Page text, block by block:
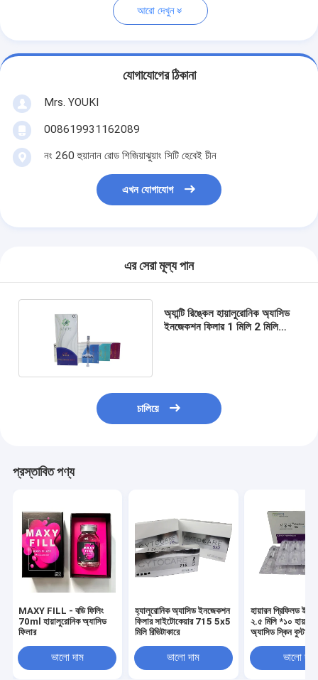
আরো দেখুন
যোগাযোগের ঠিকানা
Mrs. YOUKI
008619931162089
নং 260 হুয়ানান রোড শিজিয়াঝুয়াং সিটি হেবেই চীন
এখন যোগাযোগ
এর সেরা মূল্য পান
অ্যান্টি রিঙ্কেল হায়ালুরোনিক অ্যাসিড
ইনজেকশন ফিলার 1 মিলি 2 মিলি
চালিয়ে
প্রস্তাবিত পণ্য
MAXY FILL - বডি ফিলিং
70ml হায়ালুরোনিক অ্যাসিড
ফিলার
ভালো দাম
হ্যালুরোনিক অ্যাসিড ইনজেকশন
ফিলার সাইটোকেয়ার 715 5x5
মিলি রিভিটাকারে
ভালো দাম
হায়ারন প্রিফিলড
২.৫ মিলি *১০
অ্যাসিড স্কিন বুস্টার
ভালো দাম